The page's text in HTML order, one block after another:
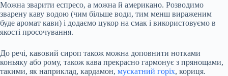
Можна зварити еспресо, а можна й американо. Розводимо
зварену каву водою (чим більше води, тим менш вираженим
буде аромат кави) і додаємо цукор на смак і використовуємо в
якості просочування.
До речі, кавовий сироп також можна доповнити нотками
коньяку або рому, також кава прекрасно гармонує з прянощами,
такими, як наприклад, кардамон, мускатний горіх, кориця.